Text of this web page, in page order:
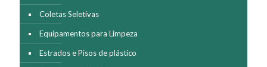
Coletas Seletivas
Equipamentos para Limpeza
Estrados e Pisos de plástico